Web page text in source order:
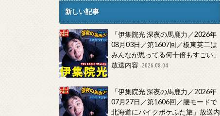
新しい記事
「伊集院光 深夜の馬鹿力／2026年
08月03日／第1607回／板東英二は
みんなが思ってる何十倍もすごい」
放送内容
2026.08.04
「伊集院光 深夜の馬鹿力／2026年
07月27日／第1606回／腰モードで
北海道にバイクポケふた旅」放送内